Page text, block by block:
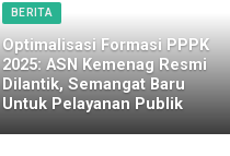
BERITA
Optimalisasi Formasi PPPK
2025: ASN Kemenag Resmi
Dilantik, Semangat Baru
Untuk Pelayanan Publik